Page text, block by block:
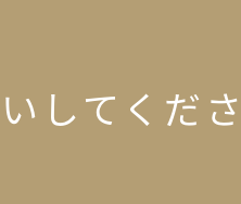
してくだ